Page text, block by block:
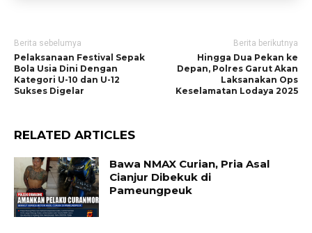
Berita sebelumya
Pelaksanaan Festival Sepak
Bola Usia Dini Dengan
Kategori U-10 dan U-12
Sukses Digelar
Berita berikutnya
Hingga Dua Pekan ke
Depan, Polres Garut Akan
Laksanakan Ops
Keselamatan Lodaya 2025
RELATED ARTICLES
Bawa NMAX Curian, Pria Asal
Cianjur Dibekuk di
Pameungpeuk